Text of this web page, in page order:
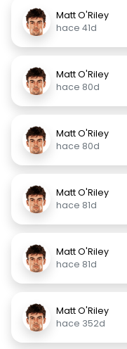
Matt O'Riley
hace 41d
Matt O'Riley
hace 80d
Matt O'Riley
hace 80d
Matt O'Riley
hace 81d
Matt O'Riley
hace 81d
Matt O'Riley
hace 352d